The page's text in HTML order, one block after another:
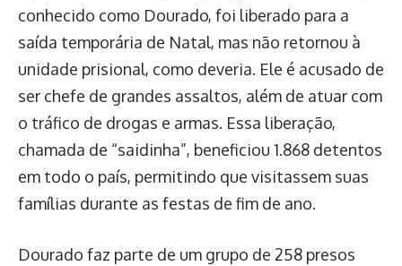
conhecido como Dourado, foi liberado para a
saída temporária de Natal, mas não retornou à
unidade prisional, como deveria. Ele é acusado de
ser chefe de grandes assaltos, além de atuar com
o tráfico de drogas e armas. Essa liberação,
chamada de “saidinha”, beneficiou 1.868 detentos
em todo o país, permitindo que visitassem suas
famílias durante as festas de fim de ano.
Dourado faz parte de um grupo de 258 presos